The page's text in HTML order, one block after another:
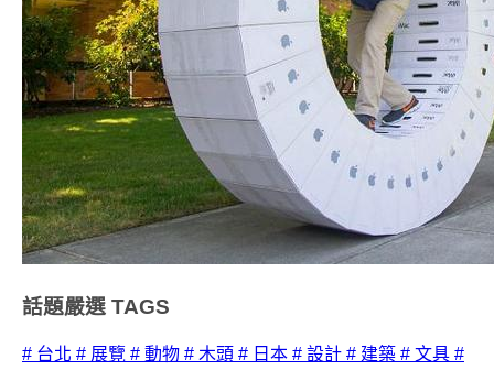
話題嚴選 TAGS
# 台北 # 展覽 # 動物 # 木頭 # 日本 # 設計 # 建築 # 文具 #